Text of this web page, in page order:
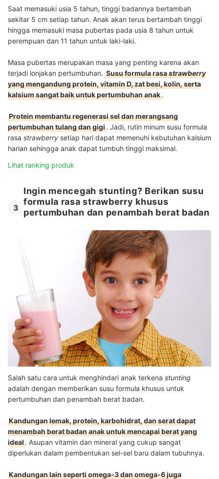
Saat memasuki usia 5 tahun, tinggi badannya bertambah
sekitar 5 cm setiap tahun. Anak akan terus bertambah tinggi
hingga memasuki masa pubertas pada usia 8 tahun untuk
perempuan dan 11 tahun untuk laki-laki.
Masa pubertas merupakan masa yang penting karena akan
terjadi lonjakan pertumbuhan. Susu formula rasastrawberry
yang mengandung protein, vitamin D, zat besi, kolin,serta
kalsium sangat baik untuk pertumbuhan anak.
Protein membantu regenerasi sel dan merangsang
pertumbuhan tulang dan gigi. Jadi, rutin minum susu formula
rasa strawberry setiap hari dapat memenuhi kebutuhan kalsium
harian sehingga anak dapat tumbuh tinggi maksimal.
Lihat ranking produk
3
Ingin mencegah stunting? Berikan susu
formula rasa strawberry khusus
pertumbuhan dan penambah berat badan
Salah satu cara untuk menghindari anak terkena stunting
adalah dengan memberikan susu formula khusus untuk
pertumbuhan dan penambah berat badan.
Kandungan lemak, protein, karbohidrat, dan serat dapat
menambah berat badan anak untuk mencapai berat yang
ideal. Asupan vitamin dan mineral yang cukup sangat
diperlukan dalam pembentukan sel-sel baru dalam tubuhnya.
Kandungan lain seperti omega-3 dan omega-6 juga